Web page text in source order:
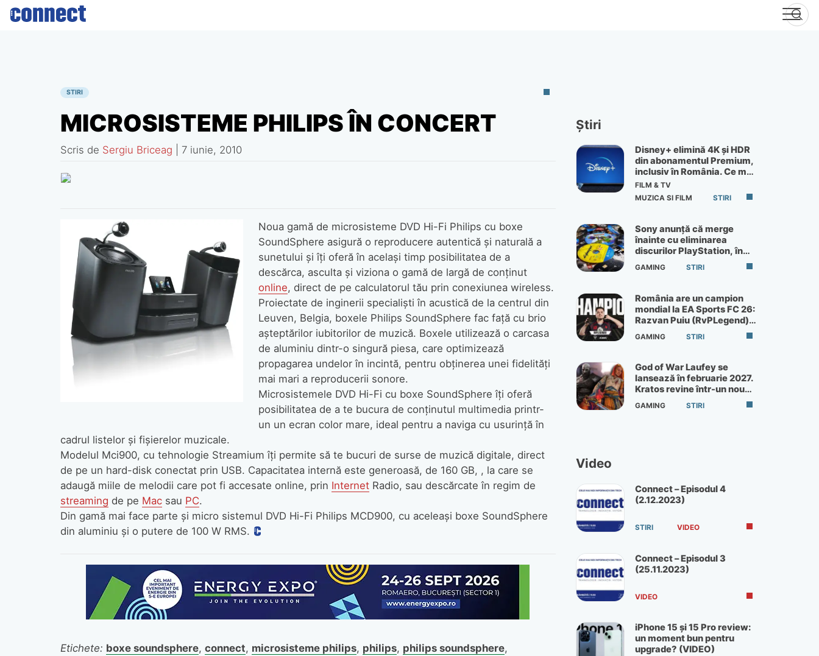
Skip
STIRI
MICROSISTEME PHILIPS ÎN CONCERT
Scris de Sergiu Briceag 7 iunie, 2010
Noua gamă de microsisteme DVD Hi-Fi Philips cu boxe
SoundSphere asigură o reproducere autentică şi naturală a
sunetului şi îţi oferă în acelaşi timp posibilitatea de a
descărca, asculta şi viziona o gamă de largă de conţinut
online, direct de pe calculatorul tău prin conexiunea wireless.
Proiectate de inginerii specialişti în acustică de la centrul din
Leuven, Belgia, boxele Philips SoundSphere fac faţă cu brio
aşteptărilor iubitorilor de muzică. Boxele utilizează o carcasa
de aluminiu dintr-o singură piesa, care optimizează
propagarea undelor în incintă, pentru obţinerea unei fidelităţi
mai mari a reproducerii sonore.
Microsistemele DVD Hi-Fi cu boxe SoundSphere îţi oferă
posibilitatea de a te bucura de conţinutul multimedia printr-
un un ecran color mare, ideal pentru a naviga cu usurinţă în
cadrul listelor şi fişierelor muzicale.
Modelul Mci900, cu tehnologie Streamium îţi permite să te bucuri de surse de muzică digitale, direct
de pe un hard-disk conectat prin USB. Capacitatea internă este generoasă, de 160 GB, , la care se
adaugă miile de melodii care pot fi accesate online, prin InternetRadio, sau descărcate în regim de
streaming de pe Macsau PC.
Din gamă mai face parte şi micro sistemul DVD Hi-Fi Philips MCD900, cu aceleaşi boxe SoundSphere
din aluminiu şi o putere de 100 W RMS.
Etichete: boxe soundsphere, connect, microsisteme philips, philips, philips soundsphere,
Știri
Disney+ elimină 4K și HDR
din abonamentul Premium,
inclusiv în România. Ce mai
primești de 60 lei pe lună
FILM & TV
MUZICA SI FILM
STIRI
Sony anunță că merge
înainte cu eliminarea
discurilor PlayStation, în
ciuda protestelor
GAMING STIRI
România are un campion
mondial la EA Sports FC 26:
Razvan Puiu (RvPLegend)
câștigă turneul de la Paris
GAMING STIRI
God of War Laufey se
lansează în februarie 2027.
Kratos revine într-un nou
God of War
GAMING STIRI
Video
Connect – Episodul 4
(2.12.2023)
STIRI VIDEO
Connect – Episodul 3
(25.11.2023)
VIDEO
iPhone 15 și 15 Pro review:
un moment bun pentru
upgrade? (VIDEO)